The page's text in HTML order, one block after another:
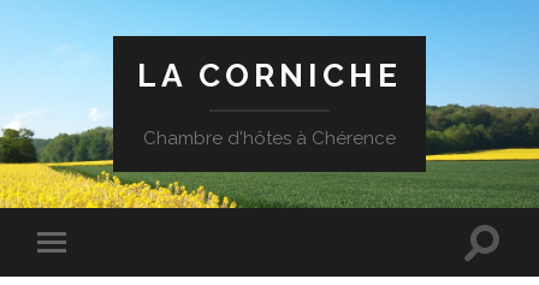
LA CORNICHE
Chambre d'hôtes à Chérence